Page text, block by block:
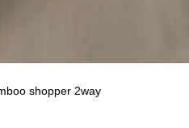
shopper 2way